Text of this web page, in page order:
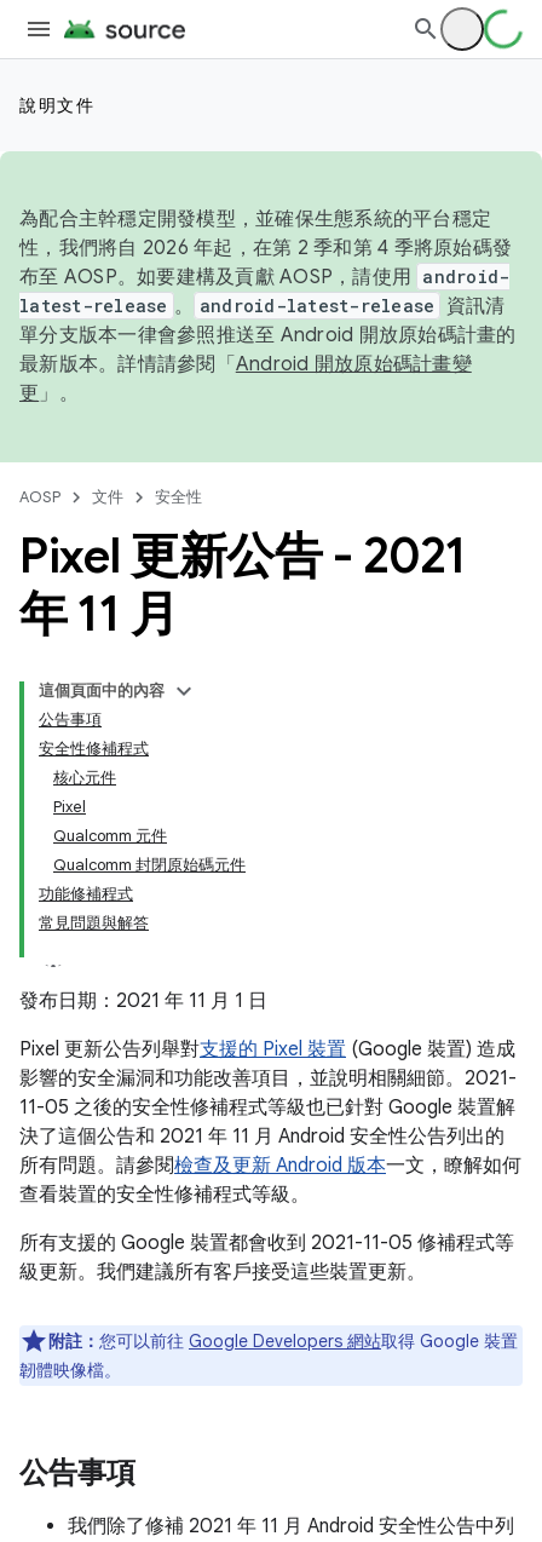
說明文件
為配合主幹穩定開發模型，並確保生態系統的平台穩定
性，我們將自 2026 年起，在第 2 季和第 4 季將原始碼發
布至 AOSP。如要建構及貢獻 AOSP，請使用 android-
latest-release 。 android-latest-release
資訊清
單分支版本一律會參照推送至 Android 開放原始碼計畫的
最新版本。詳情請參閱「 Android 開放原始碼計畫變
更 」。
AOSP 文件 安全性
Pixel 更新公告 - 2021
年 11 月
這個頁面中的內容
公告事項
安全性修補程式
核心元件
Pixel
Qualcomm 元件
Qualcomm 封閉原始碼元件
功能修補程式
常見問題與解答
發布日期：2021 年 11 月 1 日
Pixel 更新公告列舉對支援的 Pixel 裝置 (Google 裝置) 造成
影響的安全漏洞和功能改善項目，並說明相關細節。2021-
11-05 之後的安全性修補程式等級也已針對 Google 裝置解
決了這個公告和 2021 年 11 月 Android 安全性公告列出的
所有問題。請參閱檢查及更新 Android 版本一文，瞭解如何
查看裝置的安全性修補程式等級。
所有支援的 Google 裝置都會收到 2021-11-05 修補程式等
級更新。我們建議所有客戶接受這些裝置更新。
附註： 您可以前往 Google Developers 網站取得 Google 裝置
韌體映像檔。
公告事項
我們除了修補 2021 年 11 月 Android 安全性公告中列